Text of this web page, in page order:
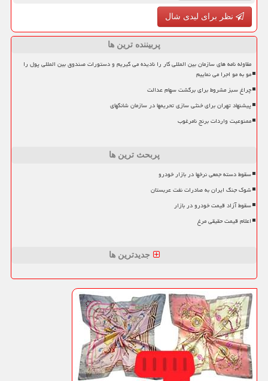
نظر برای لیدی شال
پربیننده ترین ها
مقاوله نامه های سازمان بین المللی کار را نادیده می گیریم و دستورات صندوق بین المللی پول را
مو به مو اجرا می نماییم
چراغ سبز مشروط برای برگشت سهام عدالت
پیشنهاد تهران برای خنثی سازی تحریمها در سازمان شانگهای
ممنوعیت واردات برنج نامرغوب
پربحث ترین ها
سقوط دسته جمعی نرخها در بازار خودرو
شوک جنگ ایران به صادرات نفت عربستان
سقوط آزاد قیمت خودرو در بازار
اعلام قیمت حقیقی مرغ
جدیدترین ها